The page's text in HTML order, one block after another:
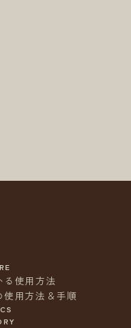
る使用方法
使用方法＆手順